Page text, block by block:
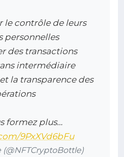
le contrôle de leurs
personnelles
des transactions
intermédiaire
la transparence des
formez plus…
9PxXVd6bFu